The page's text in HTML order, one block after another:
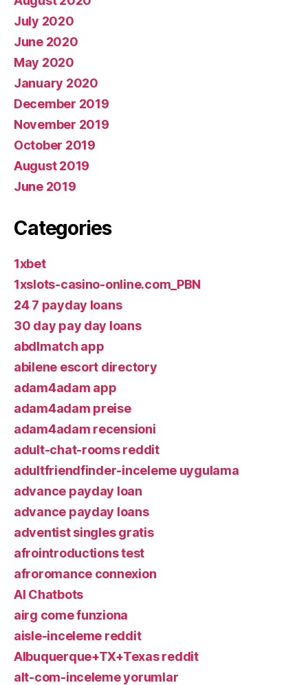
July 2020
June 2020
May 2020
January 2020
December 2019
November 2019
October 2019
August 2019
June 2019
Categories
1xbet
1xslots-casino-online.com_PBN
24 7 payday loans
30 day pay day loans
abdlmatch app
abilene escort directory
adam4adam app
adam4adam preise
adam4adam recensioni
adult-chat-rooms reddit
adultfriendfinder-inceleme uygulama
advance payday loan
advance payday loans
adventist singles gratis
afrointroductions test
afroromance connexion
AI Chatbots
airg come funziona
aisle-inceleme reddit
Albuquerque+TX+Texas reddit
alt-com-inceleme yorumlar